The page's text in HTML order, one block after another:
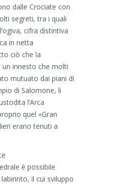
dalle Crociate con
segreti, tra i quali
cifra distintiva
in netta
ciò che la
un innesto che molti
mutuato dai piani di
di Salomone, li
l’Arca
quel «Gran
erano tenuti a
è possibile
il cui sviluppo